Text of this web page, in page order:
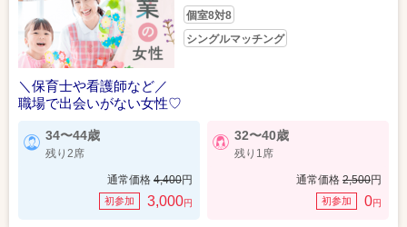
個室8対8
シングルマッチング
＼保育士や看護師など／
職場で出会いがない女性♡
34〜44歳
残り2席
通常価格 4,400円
初参加 3,000円
32〜40歳
残り1席
通常価格 2,500円
初参加 0円